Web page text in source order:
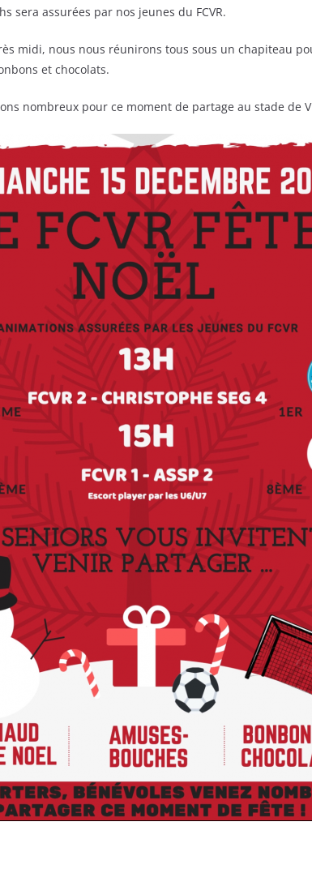
sera assurées par nos jeunes du FCVR.
midi, nous nous réunirons tous sous un chapiteau
et chocolats.
nombreux pour ce moment de partage au stade de